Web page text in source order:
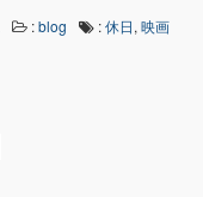
:blog :休日, 映画